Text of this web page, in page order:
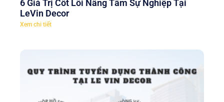
6 Giá Trị Cốt Lõi Nâng Tầm Sự Nghiệp Tại
LeVin Decor
Xem chi tiết